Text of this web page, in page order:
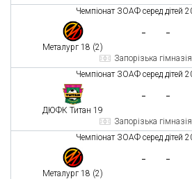
Чемпіонат ЗОАФ серед дітей
Металург 18 (2)
- -
Запорізька
Чемпіонат ЗОАФ серед дітей
ДЮФК Титан 19
- -
Запорізька
Чемпіонат ЗОАФ серед дітей
Металург 18 (2)
- -